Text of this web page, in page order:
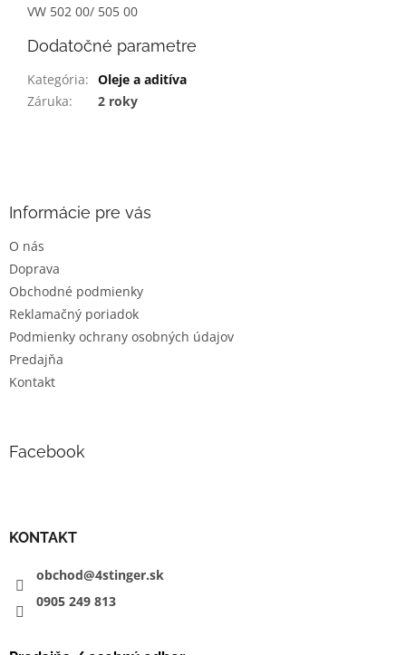
VW 502 00/ 505 00
Dodatočné parametre
Kategória: Oleje a aditíva
Záruka: 2 roky
Informácie pre vás
O nás
Doprava
Obchodné podmienky
Reklamačný poriadok
Podmienky ochrany osobných údajov
Predajňa
Kontakt
Facebook
KONTAKT
obchod@4stinger.sk
0905 249 813